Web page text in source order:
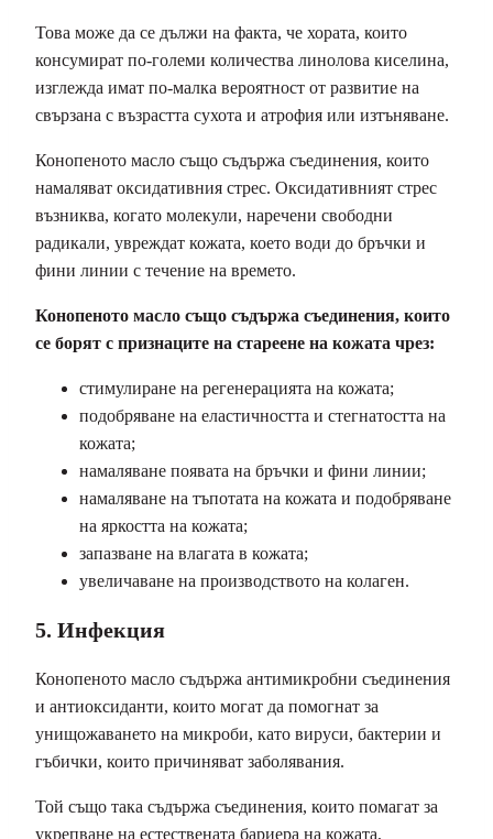
Това може да се дължи на факта, че хората, които
консумират по-големи количества линолова киселина,
изглежда имат по-малка вероятност от развитие на
свързана с възрастта сухота и атрофия или изтъняване.
Конопеното масло също съдържа съединения, които
намаляват оксидативния стрес. Оксидативният стрес
възниква, когато молекули, наречени свободни
радикали, увреждат кожата, което води до бръчки и
фини линии с течение на времето.
Конопеното масло също съдържа съединения, които
се борят с признаците на стареене на кожата чрез:
стимулиране на регенерацията на кожата;
подобряване на еластичността и стегнатостта на
кожата;
намаляване появата на бръчки и фини линии;
намаляване на тъпотата на кожата и подобряване
на яркостта на кожата;
запазване на влагата в кожата;
увеличаване на производството на колаген.
5. Инфекция
Конопеното масло съдържа антимикробни съединения
и антиоксиданти, които могат да помогнат за
унищожаването на микроби, като вируси, бактерии и
гъбички, които причиняват заболявания.
Той също така съдържа съединения, които помагат за
укрепване на естествената бариера на кожата,